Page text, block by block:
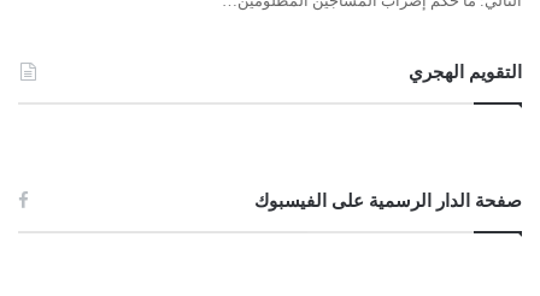
التقويم الهجري
صفحة الدار الرسمية على الفيسبوك